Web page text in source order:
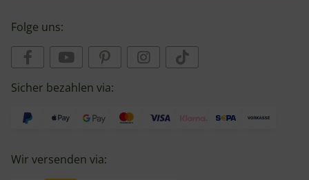
Folge uns:
Sicher bezahlen via:
Wir versenden via: